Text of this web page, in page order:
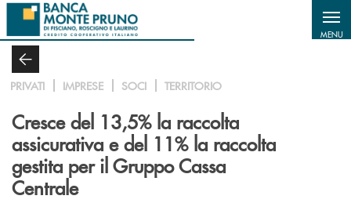
Salta al contenuto principale
MENU
PRIVATI IMPRESE SOCI TERRITORIO
Cresce del 13,5% la raccolta
assicurativa e del 11% la raccolta
gestita per il Gruppo Cassa
Centrale